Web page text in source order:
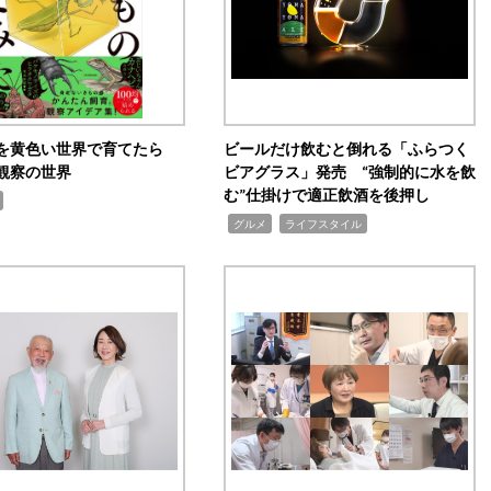
黄色い世界で育てたら
察の世界
ビールだけ飲むと倒れる「ふらつく
ビアグラス」発売 “強制的に水を飲
む”仕掛けで適正飲酒を後押し
グルメ ライフスタイル